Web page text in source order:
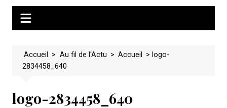
Accueil > Au fil de l'Actu > Accueil > logo-
2834458_640
logo-2834458_640